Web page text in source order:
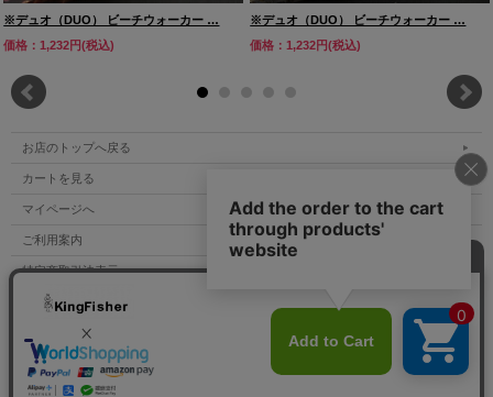
※デュオ（DUO） ビーチウォーカー …
価格：1,232円(税込)
※デュオ（DUO） ビーチウォーカー …
価格：1,232円(税込)
お店のトップへ戻る
カートを見る
マイページへ
ご利用案内
特定商取引法表示
個人情報の取扱い
サイトマップ
お問い合わせ